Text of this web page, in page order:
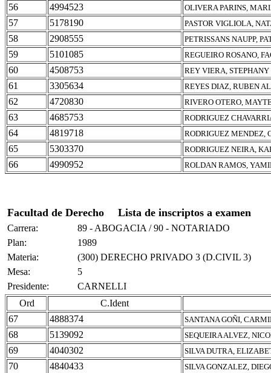
56 4994523 OLIVERA PARINS,
57 5178190 PASTOR VIGLIOLA,
58 2908555 PETRISSANS NAUPP,
59 5101085 REGUEIRO ROSANO,
60 4508753 REY VIERA,
61 3305634 REYES DIAZ, RUBEN
62 4720830 RIVERO OTERO,
63 4685753 RODRIGUEZ
64 4819718 RODRIGUEZ MENDEZ,
65 5303370 RODRIGUEZ NEIRA,
66 4990952 ROLDAN RAMOS,
Facultad de Derecho Lista de inscriptos a examen
Carrera:
89 - ABOGACIA / 90 - NOTARIADO
Plan:
1989
Materia:
(300) DERECHO PRIVADO 3 (D.CIVIL 3)
Mesa:
5
Presidente:
CARNELLI
Ord
C.Ident
67
4888374 SANTANA GOÑI,
68 5139092 SEQUEIRA ALVEZ,
69 4040302 SILVA DUTRA,
70 4840433 SILVA GONZALEZ,